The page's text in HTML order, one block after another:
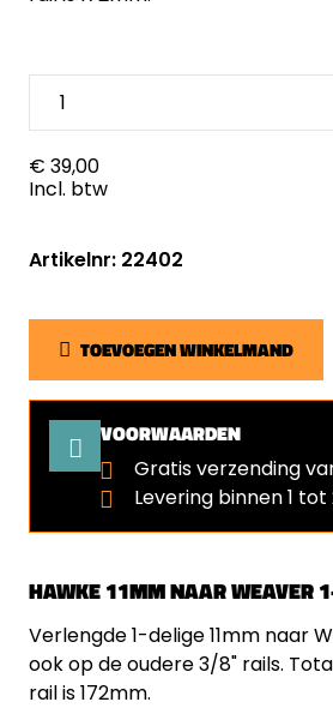
HAWKE 11MM NAAR WEAVER
Verlengde 1-delige 11mm naar
ook op de oudere 3/8" rails.
rail is 172mm.
€ 39,00
Incl. btw
Artikelnr: 22402
TOEVOEGEN WINKELMAND
VOORWAARDEN
Gratis verzending
Levering binnen 1